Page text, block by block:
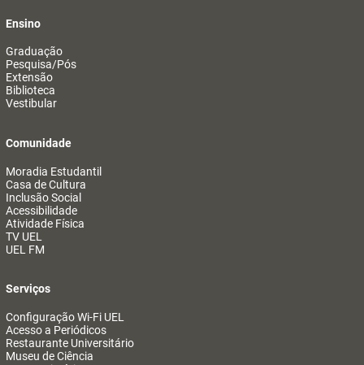
Ensino
Graduação
Pesquisa/Pós
Extensão
Biblioteca
Vestibular
Comunidade
Moradia Estudantil
Casa de Cultura
Inclusão Social
Acessibilidade
Atividade Física
TV UEL
UEL FM
Serviços
Configuração Wi-Fi UEL
Acesso a Periódicos
Restaurante Universitário
Museu de Ciência